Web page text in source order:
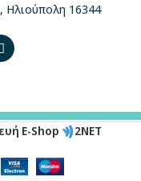
Ηλιούπολη 16344
E-Shop 2NET